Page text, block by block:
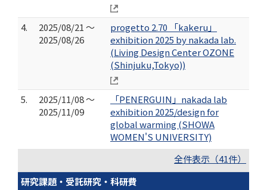
4.
2025/08/21 ～
2025/08/26
progetto 2.70 「kakeru」
exhibition 2025 by nakada lab.
(Living Design Center OZONE
(Shinjuku,Tokyo))
5.
2025/11/08 ～
2025/11/09
「PENERGUIN」nakada lab
exhibition 2025/design for
global warming (SHOWA
WOMEN'S UNIVERSITY)
全件表示（41件）
研究課題・受託研究・科研費